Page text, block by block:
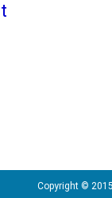
Copyright © 2015